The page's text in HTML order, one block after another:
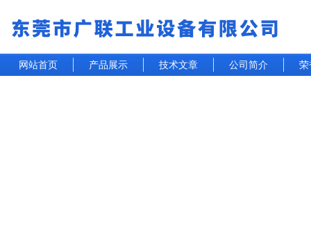
网站首页 产品展示 技术文章 公司简介 荣